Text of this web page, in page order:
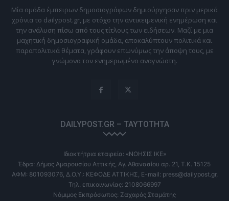
Μία ομάδα έμπειρων δημοσιογράφων δημιούργησαν πριν μερικά
χρόνια το dailypost.gr, με στόχο την αντικειμενική ενημέρωση και
την ανάλυση πίσω από τους τίτλους των ειδήσεων. Μαζί με μια
μαχητική δημοσιογραφική ομάδα, αποκαλύπτουν πολιτικά και
παραπολιτικά θέματα, γράφουν επωνύμως την άποψη τους, με
γνώμονα τον ενημερωμένο αναγνώστη.
DAILYPOST.GR – ΤΑΥΤΌΤΗΤΑ
Ιδιοκτήτρια εταιρεία: «ΝΟΗΣΙΣ ΙΚΕ»
Έδρα: Δήμος Αμαρουσίου Αττικής, Αγ. Αθανασίου αρ. 21, Τ.Κ. 15125
ΑΦΜ: 801093076, Δ.Ο.Υ.: ΚΕΦΟΔΕ ΑΤΤΙΚΗΣ, E-mail: press@dailypost.gr,
Τηλ. επικοινωνίας: 2108066997
Νόμιμος Εκπρόσωπος: Ζαχαρός Σταμάτης